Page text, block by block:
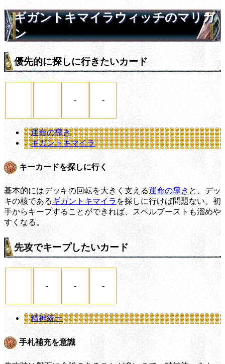
ギガントキマイラウィッチのマリガ
ン
優先的に探しに行きたいカード
- -
運命の導き
ギガントキマイラ
キーカードを探しに行く
基本的にはデッキの回転を大きく支える運命の導き と、デッ
キの核であるギガントキマイラ を探しに行けば問題ない。初
手からキープすることができれば、スペルブーストも溜めや
すくなる。
先攻でキープしたいカード
- - -
精神統一
手札補充を意識